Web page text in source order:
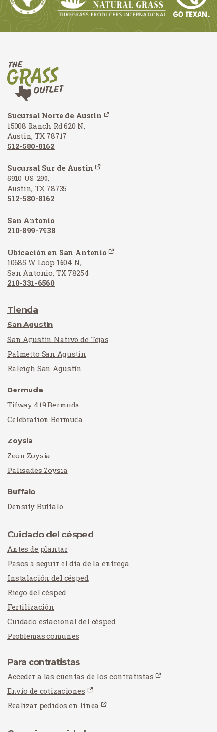
Sucursal Norte de Austin
15008 Ranch Rd 620 N,
Austin, TX 78717
512-580-8162
Sucursal Sur de Austin
5910 US-290,
Austin, TX 78735
512-580-8162
San Antonio
210-899-7938
Ubicación en San Antonio
10685 W Loop 1604 N,
San Antonio, TX 78254
210-331-6560
Tienda
San Agustín
San Agustín Nativo de Tejas
Palmetto San Agustín
Raleigh San Agustín
Bermuda
Tifway 419 Bermuda
Celebration Bermuda
Zoysia
Zeon Zoysia
Palisades Zoysia
Buffalo
Density Buffalo
Cuidado del césped
Antes de plantar
Pasos a seguir el día de la entrega
Instalación del césped
Riego del césped
Fertilización
Cuidado estacional del césped
Problemas comunes
Para contratistas
Acceder a las cuentas de los contratistas
Envío de cotizaciones
Realizar pedidos en línea